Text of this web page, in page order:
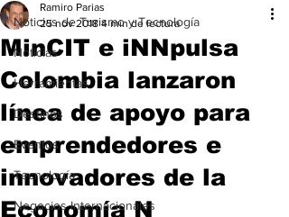
Noticias de Turismo y Tecnología
Noticias
Herramientas
Destinos
Eventos
Tecnología
Negocios Internacionales
MinCIT e iNNpulsa
Colombia lanzaron
línea de apoyo para
emprendedores e
innovadores de la
Economía N
Ramiro Parias
25 nov 2018 4 min de lectura